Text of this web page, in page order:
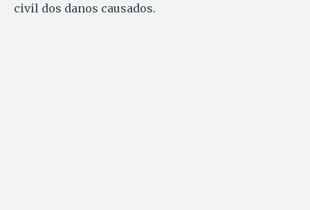
civil dos danos causados.